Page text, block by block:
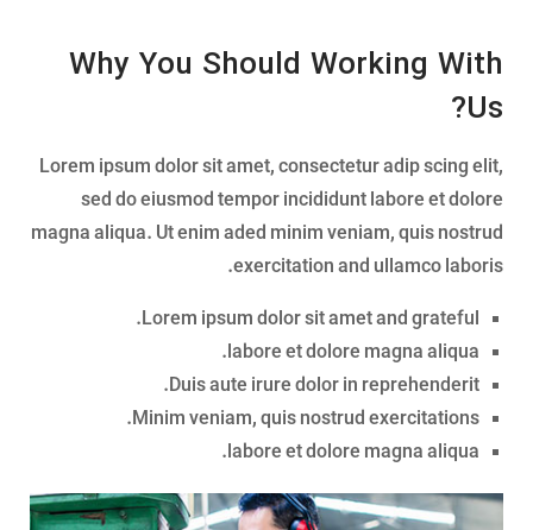
Why You Should Working With
Us?
Lorem ipsum dolor sit amet, consectetur adip scing elit,
sed do eiusmod tempor incididunt labore et dolore
magna aliqua. Ut enim aded minim veniam, quis nostrud
exercitation and ullamco laboris.
Lorem ipsum dolor sit amet and grateful.
labore et dolore magna aliqua.
Duis aute irure dolor in reprehenderit.
Minim veniam, quis nostrud exercitations.
labore et dolore magna aliqua.